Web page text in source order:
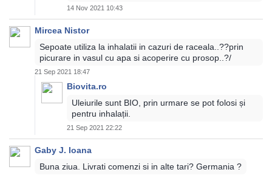
14 Nov 2021 10:43
Mircea Nistor
Sepoate utiliza la inhalatii in cazuri de raceala..??prin
picurare in vasul cu apa si acoperire cu prosop..?/
21 Sep 2021 18:47
Biovita.ro
Uleiurile sunt BIO, prin urmare se pot folosi și
pentru inhalații.
21 Sep 2021 22:22
Gaby J. Ioana
Buna ziua. Livrati comenzi si in alte tari? Germania ?